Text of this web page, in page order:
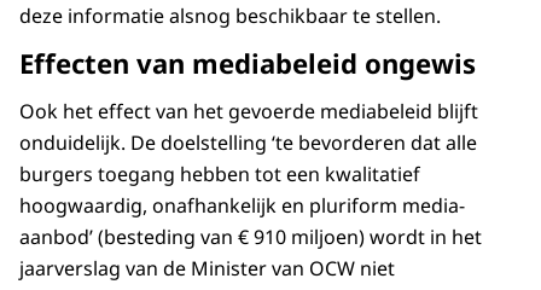
deze informatie alsnog beschikbaar te stellen.
Effecten van mediabeleid ongewis
Ook het effect van het gevoerde mediabeleid blijft
onduidelijk. De doelstelling ‘te bevorderen dat alle
burgers toegang hebben tot een kwalitatief
hoogwaardig, onafhankelijk en pluriform media-
aanbod’ (besteding van € 910 miljoen) wordt in het
jaarverslag van de Minister van OCW niet